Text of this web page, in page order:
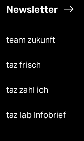
Newsletter
team zukunft
taz frisch
taz zahl ich
taz lab Infobrief